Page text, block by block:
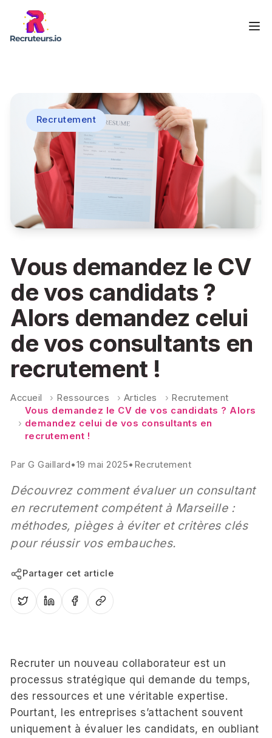
Recrutement
Vous demandez le CV
de vos candidats ?
Alors demandez celui
de vos consultants en
recrutement !
Accueil › Ressources › Articles › Recrutement
›
Vous demandez le CV de vos candidats ? Alors
demandez celui de vos consultants en
recrutement !
ParG Gaillard•19 mai 2025• Recrutement
Découvrez comment évaluer un consultant
en recrutement compétent à Marseille :
méthodes, pièges à éviter et critères clés
pour réussir vos embauches.
Partager cet article
Recruter un nouveau collaborateur est un
processus stratégique qui demande du temps,
des ressources et une véritable expertise.
Pourtant, les entreprises s’attachent souvent
uniquement à évaluer les candidats, en oubliant